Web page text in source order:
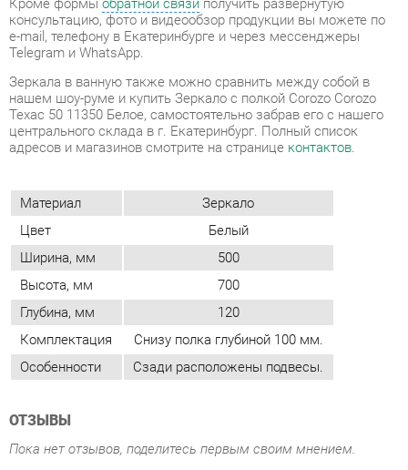
Техас 50 11350 Белое, самостоятельно забрав его с нашего
центрального склада в г. Екатеринбург. Полный список
адресов и магазинов смотрите на страницеконтактов.
Материал
Зеркало
Цвет
Белый
Ширина, мм
500
Глубина, мм
120
Комплектация
Снизу полка глубиной 100 мм.
Особенности
Сзади расположены подвесы.
ОТЗЫВЫ
Пока нет отзывов, поделитесь первым своим мнением.
ДОБАВИТЬ ОТЗЫВ
ГОТОВЫЕ КОМПЛЕКТЫ